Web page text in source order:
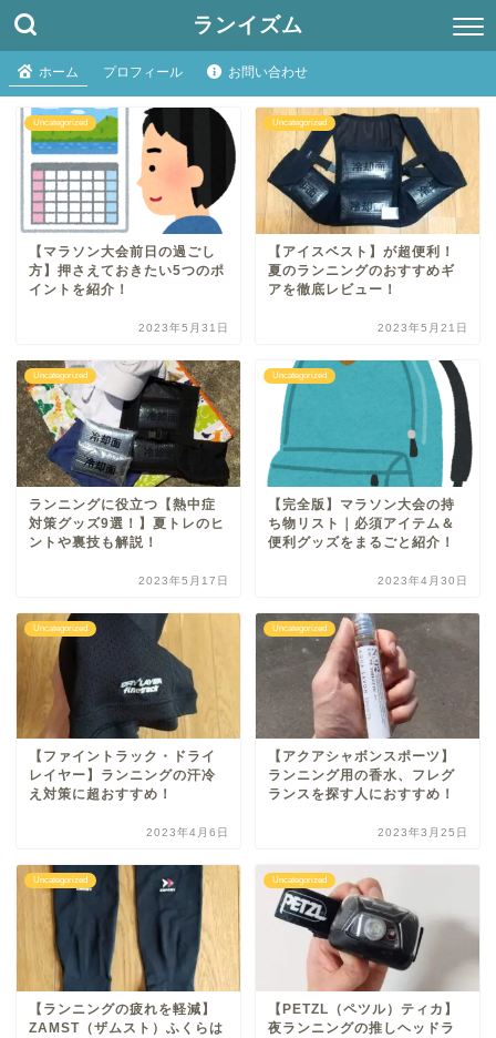
ランイズム
ホーム プロフィール お問い合わせ
Uncategorized
【マラソン大会前日の過ごし
方】押さえておきたい5つのポ
イントを紹介！
2023年5月31日
Uncategorized
【アイスベスト】が超便利！
夏のランニングのおすすめギ
アを徹底レビュー！
2023年5月21日
Uncategorized
ランニングに役立つ【熱中症
対策グッズ9選！】夏トレのヒ
ントや裏技も解説！
2023年5月17日
Uncategorized
【完全版】マラソン大会の持
ち物リスト｜必須アイテム＆
便利グッズをまるごと紹介！
2023年4月30日
Uncategorized
【ファイントラック・ドライ
レイヤー】ランニングの汗冷
え対策に超おすすめ！
2023年4月6日
Uncategorized
【アクアシャボンスポーツ】
ランニング用の香水、フレグ
ランスを探す人におすすめ！
2023年3月25日
Uncategorized
【ランニングの疲れを軽減】
ZAMST（ザムスト）ふくらは
Uncategorized
【PETZL（ペツル）ティカ】
夜ランニングの推しヘッドラ